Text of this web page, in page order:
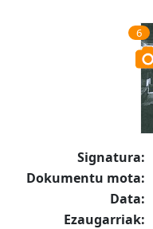
6
Signatura:
Dokumentu mota:
Data:
Ezaugarriak: